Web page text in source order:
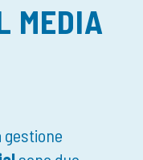
MEDIA
gestione